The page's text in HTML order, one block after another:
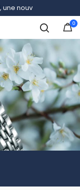
0